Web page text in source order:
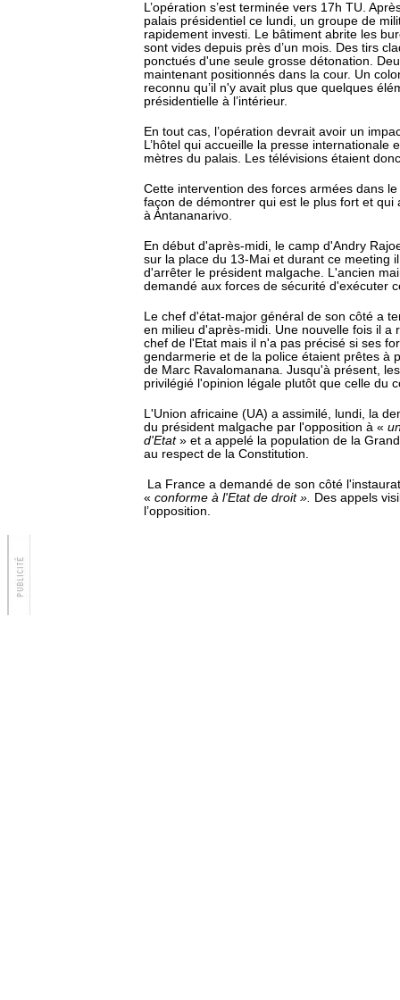
L’opération s’est terminée vers 17h TU.
palais présidentiel ce lundi, un groupe de
rapidement investi. Le bâtiment abrite les
sont vides depuis près d’un mois. Des tirs
ponctués d'une seule grosse détonation.
maintenant positionnés dans la cour. Un
reconnu qu’il n'y avait plus que quelques
présidentielle à l’intérieur.
En tout cas, l’opération devrait avoir un
L’hôtel qui accueille la presse internationale
mètres du palais. Les télévisions étaient
Cette intervention des forces armées dans
façon de démontrer qui est le plus fort et qui
à Antananarivo.
En début d'après-midi, le camp d'Andry
sur la place du 13-Mai et durant ce meeting
d'arrêter le président malgache. L'ancien
demandé aux forces de sécurité d'exécuter
Le chef d'état-major général de son côté a
en milieu d'après-midi. Une nouvelle fois il a
chef de l'Etat mais il n'a pas précisé si ses
gendarmerie et de la police étaient prêtes à
de Marc Ravalomanana. Jusqu'à présent,
privilégié l'opinion légale plutôt que celle du
L'Union africaine (UA) a assimilé, lundi, la
du président malgache par l'opposition à «
d'Etat » et a appelé la population de la
au respect de la Constitution.
La France a demandé de son côté
« conforme à l'Etat de droit ». Des appels
l’opposition.